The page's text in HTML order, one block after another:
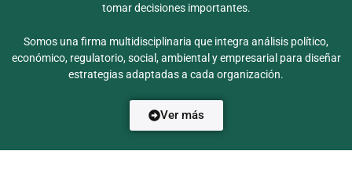
tomar decisiones importantes.
Somos una firma multidisciplinaria que integra análisis político,
económico, regulatorio, social, ambiental y empresarial para diseñar
estrategias adaptadas a cada organización.
Ver más